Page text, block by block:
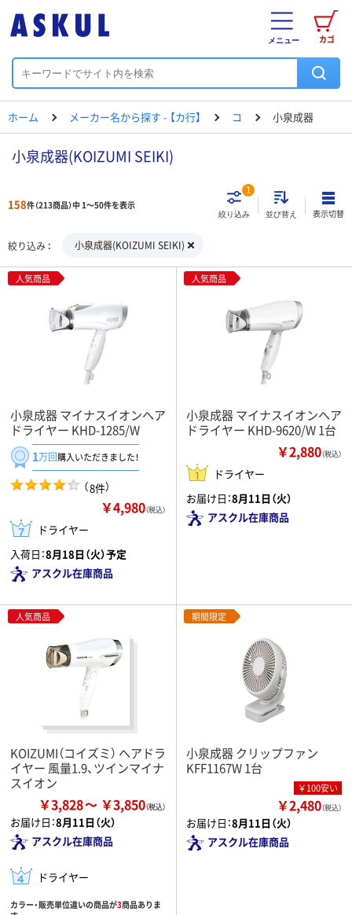
カゴ
メニュー
ホーム メーカー名から探す - 【カ行】 コ 小泉成器
小泉成器(KOIZUMI SEIKI)
158件（213商品）中 1～50件を表示
絞り込み
1
並び替え 表示切替
絞り込み 小泉成器(KOIZUMI SEIKI)
人気商品
小泉成器 マイナスイオンヘア
ドライヤー KHD-1285/W
1万回購入いただきました！
（8件）
￥4,980（税込）
ドライヤー
入荷日：8月18日（火）予定
アスクル在庫商品
人気商品
小泉成器 マイナスイオンヘア
ドライヤー KHD-9620/W 1台
￥2,880（税込）
ドライヤー
お届け日：8月11日（火）
アスクル在庫商品
人気商品
KOIZUMI（コイズミ） ヘアドラ
イヤー 風量1.9、ツインマイナ
スイオン
￥3,828 ￥3,850
お届け日：8月11日（火）
アスクル在庫商品
ドライヤー
カラー・販売単位違いの商品が3商品ありま
期間限定
小泉成器 クリップファン
KFF1167W 1台
￥100安い
￥2,480（税込）
お届け日：8月11日（火）
アスクル在庫商品